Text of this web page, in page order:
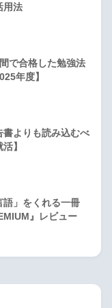
用法
で合格した勉強法
年度】
書よりも読み込むべ
】
語」をくれる一冊
』レビュー